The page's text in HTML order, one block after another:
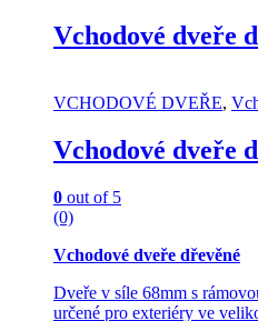
has
multiple
options
be
chosen
on
the
product
page
Vchodové dveře
VCHODOVÉ DVEŘE,
Vchodové dveře
0 out of 5
(0)
Vchodové dveře dřevěné
Dveře v síle 68mm s
určené pro exteriéry ve